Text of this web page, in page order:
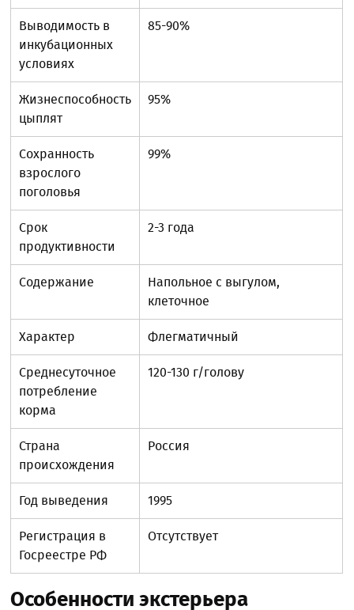
Выводимость в
инкубационных
условиях
85-90%
Жизнеспособность
цыплят
95%
Сохранность
взрослого
поголовья
99%
Срок
продуктивности
2-3 года
Содержание
Напольное с выгулом,
клеточное
Характер Флегматичный
Среднесуточное
потребление
корма
120-130 г/голову
Страна
происхождения
Россия
Год выведения 1995
Регистрация в
Госреестре РФ
Отсутствует
Особенности экстерьера